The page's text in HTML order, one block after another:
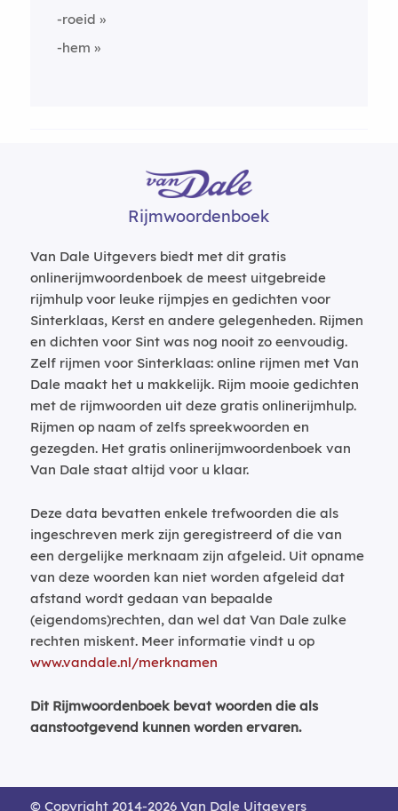
-roeid
-hem
Rijmwoordenboek
Van Dale Uitgevers biedt met dit gratis
onlinerijmwoordenboek de meest uitgebreide
rijmhulp voor leuke rijmpjes en gedichten voor
Sinterklaas, Kerst en andere gelegenheden. Rijmen
en dichten voor Sint was nog nooit zo eenvoudig.
Zelf rijmen voor Sinterklaas: online rijmen met Van
Dale maakt het u makkelijk. Rijm mooie gedichten
met de rijmwoorden uit deze gratis onlinerijmhulp.
Rijmen op naam of zelfs spreekwoorden en
gezegden. Het gratis onlinerijmwoordenboek van
Van Dale staat altijd voor u klaar.
Deze data bevatten enkele trefwoorden die als
ingeschreven merk zijn geregistreerd of die van
een dergelijke merknaam zijn afgeleid. Uit opname
van deze woorden kan niet worden afgeleid dat
afstand wordt gedaan van bepaalde
(eigendoms)rechten, dan wel dat Van Dale zulke
rechten miskent. Meer informatie vindt u op
www.vandale.nl/merknamen
Dit Rijmwoordenboek bevat woorden die als
aanstootgevend kunnen worden ervaren.
© Copyright 2014-2026 Van Dale Uitgevers